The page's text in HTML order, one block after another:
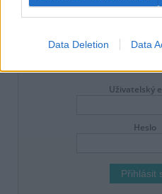
Data Deletion Data
Redakce Ekolistu vítá čtenářské
že zde publikujete svůj příspěvek,
vyhrazuje právo smazat diskusní
DO DISKUZE SE MŮŽETE
Uživatelský
Heslo